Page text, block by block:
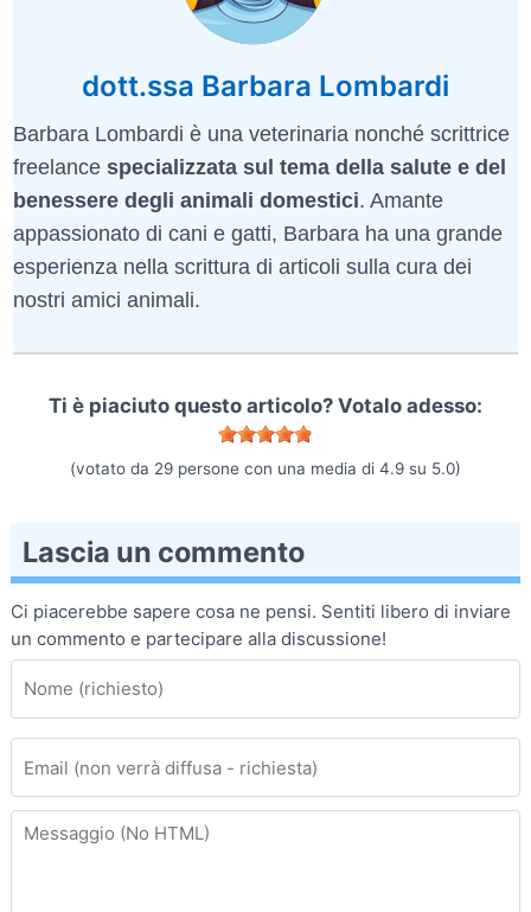
dott.ssa Barbara Lombardi
Barbara Lombardi è una veterinaria nonché scrittrice
freelance specializzata sul tema della salute e del
benessere degli animali domestici. Amante
appassionato di cani e gatti, Barbara ha una grande
esperienza nella scrittura di articoli sulla cura dei
nostri amici animali.
Ti è piaciuto questo articolo? Votalo adesso:
(votato da 29 persone con una media di 4.9 su 5.0)
Lascia un commento
Ci piacerebbe sapere cosa ne pensi. Sentiti libero di inviare
un commento e partecipare alla discussione!